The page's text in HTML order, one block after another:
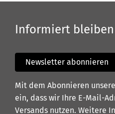
Informiert bleiben
Newsletter abonnieren
Mit dem Abonnieren
ein, dass wir Ihre E-Mail-
Versands nutzen. Weitere